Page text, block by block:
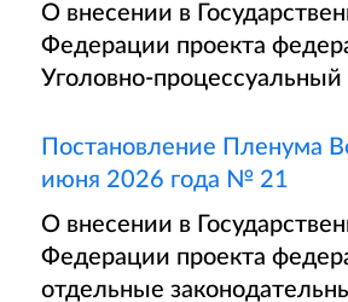
О внесении в
Федерации проекта
Уголовно-
Постановление Пленума
июня 2026 года № 21
О внесении в
Федерации проекта
отдельные